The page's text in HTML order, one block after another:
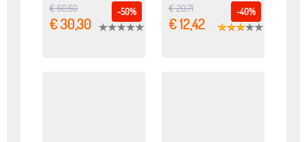
-50%
€ 60,60
€ 30,30
-40%
€ 20,71
€ 12,42